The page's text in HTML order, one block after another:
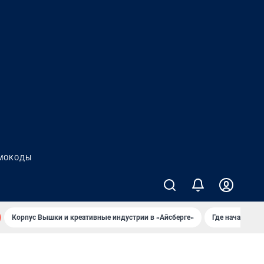
Корпус Вышки и креативные индустрии в «Айсберге» Где начать